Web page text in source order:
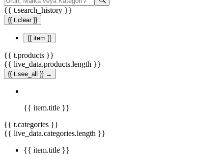
{{ t.search_history }}
{{ t.clear }}
{{ item }}
{{ t.products }}
{{ live_data.products.length }}
{{ t.see_all }} →
{{ item.title }}
{{ t.categories }}
{{ live_data.categories.length }}
{{ item.title }}